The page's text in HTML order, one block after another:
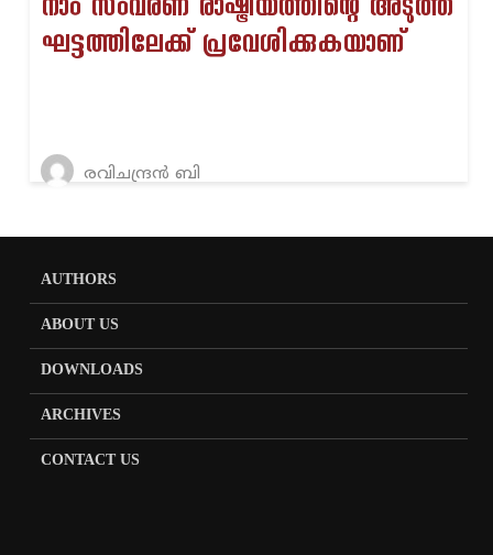
നാം സംവരണ രാഷ്ട്രീയത്തിന്റെ അടുത്ത
ഘട്ടത്തിലേക്ക് പ്രവേശിക്കുകയാണ്
രവിചന്ദ്രന്‍ ബി
AUTHORS
ABOUT US
DOWNLOADS
ARCHIVES
CONTACT US